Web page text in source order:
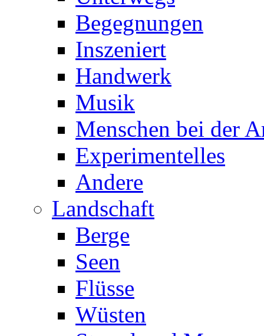
Begegnungen
Inszeniert
Handwerk
Musik
Menschen bei der
Experimentelles
Andere
Landschaft
Berge
Seen
Flüsse
Wüsten